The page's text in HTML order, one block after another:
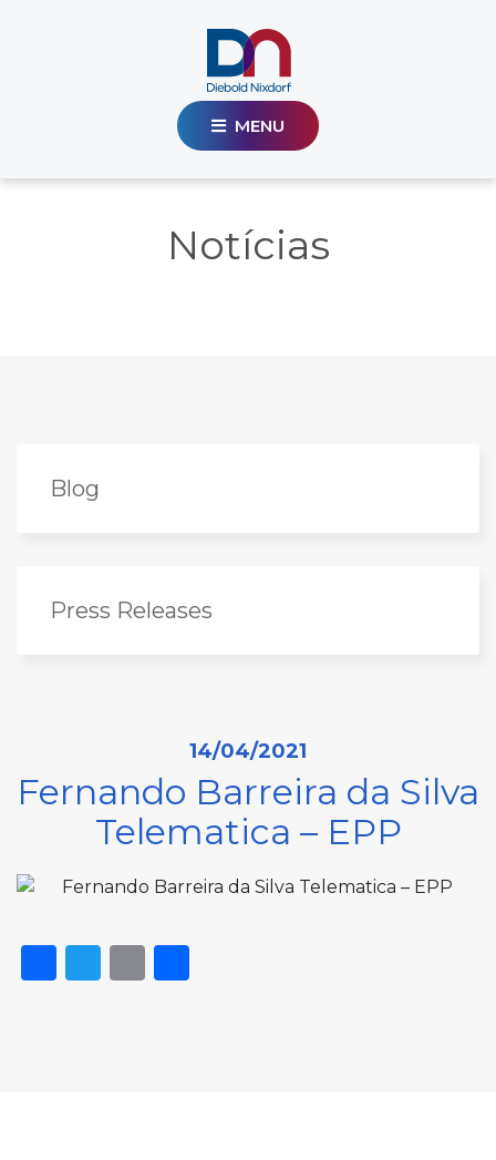
MENU
Notícias
Blog
Press Releases
14/04/2021
Fernando Barreira da Silva
Telematica – EPP
Facebook
Twitter
Email